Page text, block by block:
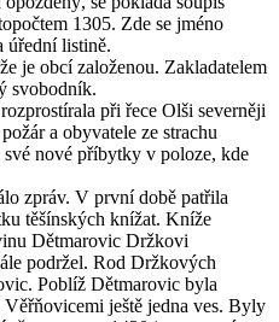
1305. Zde se jméno
úřední listině.
je obcí založenou. Zakladatelem
svobodník.
při řece Olši severněji
a obyvatele ze strachu
nové příbytky v poloze, kde
zpráv. V první době patřila
těšínských knížat. Kníže
Dětmarovic Držkovi
podržel. Rod Držkových
Poblíž Dětmarovic byla
ještě jedna ves. Byly